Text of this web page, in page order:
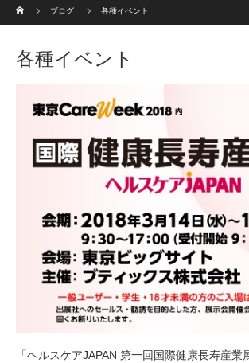
ブログ
各種イベント
各種イベント
「ヘルスケアJAPAN 第一回国際健康長寿産業